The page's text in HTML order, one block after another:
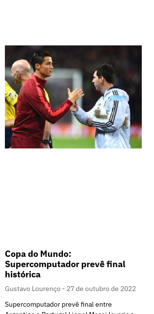
Copa do Mundo:
Supercomputador prevê final
histórica
Gustavo Lourenço
27 de outubro de 2022
Supercomputador prevê final entre